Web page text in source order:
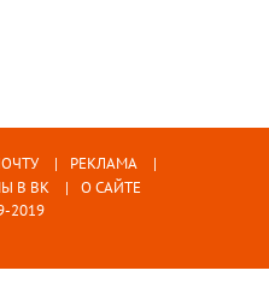
РЕКЛАМА
В ВК
О САЙТЕ
2019